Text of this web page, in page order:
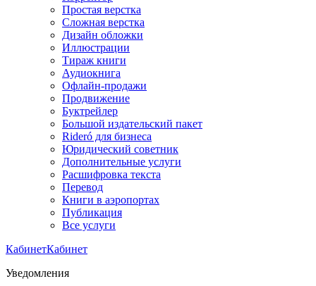
Простая верстка
Сложная верстка
Дизайн обложки
Иллюстрации
Тираж книги
Аудиокнига
Офлайн-продажи
Продвижение
Буктрейлер
Большой издательский пакет
Rideró для бизнеса
Юридический советник
Дополнительные услуги
Расшифровка текста
Перевод
Книги в аэропортах
Публикация
Все услуги
КабинетКабинет
Уведомления